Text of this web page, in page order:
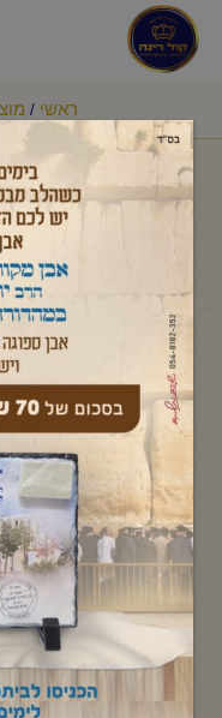
ראשי /
ליקוטי הרי"ם
₪20.00
קטגוריות:שונות
-
+